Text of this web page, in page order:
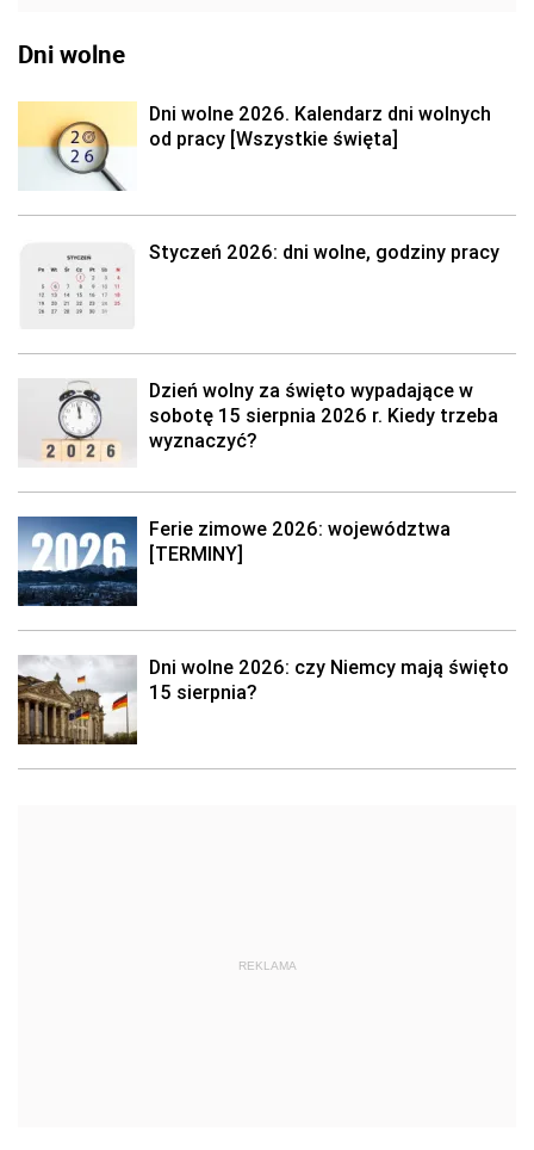
Dni wolne
Dni wolne 2026. Kalendarz dni wolnych
od pracy [Wszystkie święta]
Styczeń 2026: dni wolne, godziny pracy
Dzień wolny za święto wypadające w
sobotę 15 sierpnia 2026 r. Kiedy trzeba
wyznaczyć?
Ferie zimowe 2026: województwa
[TERMINY]
Dni wolne 2026: czy Niemcy mają święto
15 sierpnia?
REKLAMA